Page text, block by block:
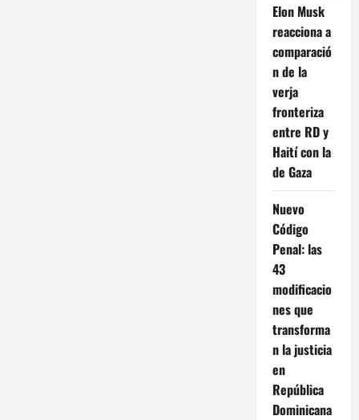
Elon Musk
reacciona a
comparació
n de la
verja
fronteriza
entre RD y
Haití con la
de Gaza
Nuevo
Código
Penal: las
43
modificacio
nes que
transforma
n la justicia
en
República
Dominicana